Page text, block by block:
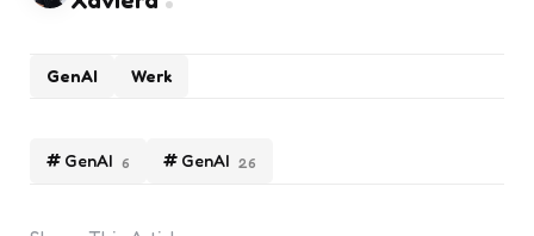
GenAI 6 GenAI 26
GenAI Werk